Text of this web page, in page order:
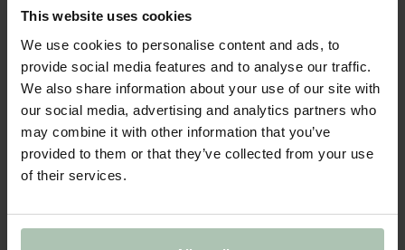
This website uses cookies
We use cookies to personalise content and ads, to
provide social media features and to analyse our traffic.
We also share information about your use of our site with
our social media, advertising and analytics partners who
may combine it with other information that you’ve
provided to them or that they’ve collected from your use
of their services.
Longue ottomane de la série Earl de Sissy-Boy. La longue
ottomane peut être utilisée comme élément du canapé
modulable Earl en combinaison avec d'autres éléments
individuels. Le canapé Earl se caractérise par un revêtement
épuré, ...Lire plus
Otto longue droite (1x) Modifier
2 Choisir le tissu: Forward - Gris shiitake 124Change color